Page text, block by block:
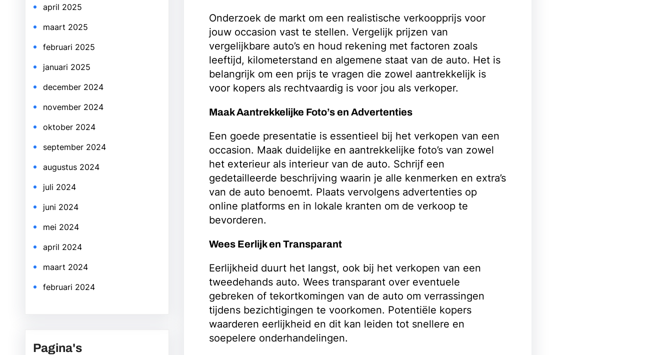
april 2025
maart 2025
februari 2025
januari 2025
december 2024
november 2024
oktober 2024
september 2024
augustus 2024
juli 2024
juni 2024
mei 2024
april 2024
maart 2024
februari 2024
Pagina's
Onderzoek de markt om een realistische verkoopprijs voor
jouw occasion vast te stellen. Vergelijk prijzen van
vergelijkbare auto’s en houd rekening met factoren zoals
leeftijd, kilometerstand en algemene staat van de auto. Het is
belangrijk om een prijs te vragen die zowel aantrekkelijk is
voor kopers als rechtvaardig is voor jou als verkoper.
Maak Aantrekkelijke Foto’s en Advertenties
Een goede presentatie is essentieel bij het verkopen van een
occasion. Maak duidelijke en aantrekkelijke foto’s van zowel
het exterieur als interieur van de auto. Schrijf een
gedetailleerde beschrijving waarin je alle kenmerken en extra’s
van de auto benoemt. Plaats vervolgens advertenties op
online platforms en in lokale kranten om de verkoop te
bevorderen.
Wees Eerlijk en Transparant
Eerlijkheid duurt het langst, ook bij het verkopen van een
tweedehands auto. Wees transparant over eventuele
gebreken of tekortkomingen van de auto om verrassingen
tijdens bezichtigingen te voorkomen. Potentiële kopers
waarderen eerlijkheid en dit kan leiden tot snellere en
soepelere onderhandelingen.